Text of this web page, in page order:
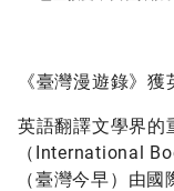
《臺灣漫遊錄》
英語翻譯文學界的
（International
（臺灣今早）由